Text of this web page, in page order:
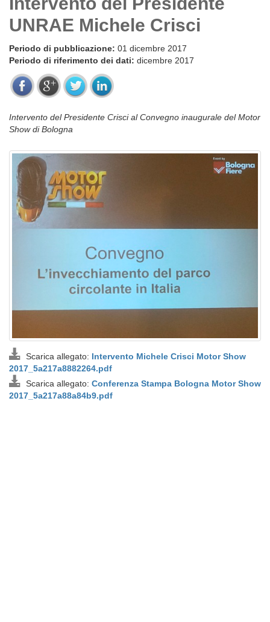
UNRAE Michele Crisci
Periodo di pubblicazione: 01 dicembre 2017
Periodo di riferimento dei dati: dicembre 2017
Intervento del Presidente Crisci al Convegno inaugurale del Motor
Show di Bologna
Scarica allegato: Intervento Michele Crisci Motor Show
2017_5a217a8882264.pdf
Scarica allegato: Conferenza Stampa Bologna Motor Show
2017_5a217a88a84b9.pdf